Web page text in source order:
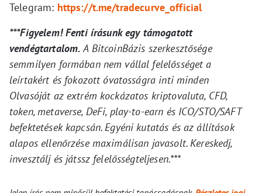
Telegram: https://t.me/tradecurve_official
***Figyelem! Fenti írásunk egy támogatott
vendégtartalom.A BitcoinBázis szerkesztősége
semmilyen formában nem vállal felelősséget a
leírtakért és fokozott óvatosságra inti minden
Olvasóját az extrém kockázatos kriptovaluta, CFD,
token, metaverse, DeFi, play-to-earn és ICO/STO/SAFT
befektetések kapcsán. Egyéni kutatás és az állítások
alapos ellenőrzése maximálisan javasolt. Kereskedj,
invesztálj és játssz felelősségteljesen.***